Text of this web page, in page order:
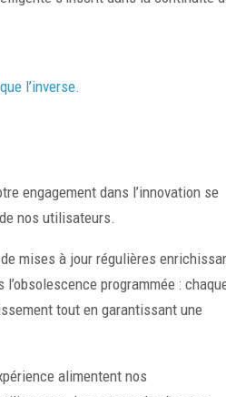
l’inverse.
engagement dans l’innovation se
nos utilisateurs.
mises à jour régulières
programmée :
tout en garantissant une
alimentent nos